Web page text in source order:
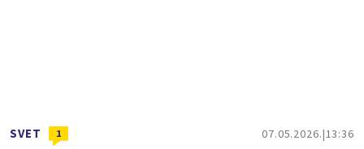
SVET 1 07.05.2026. 13:36